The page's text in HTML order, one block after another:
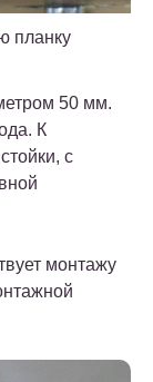
планку
50 мм.
К
с
монтажу